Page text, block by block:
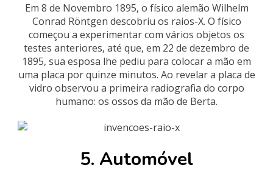
Em 8 de Novembro 1895, o físico alemão Wilhelm
Conrad Röntgen descobriu os raios-X. O físico
começou a experimentar com vários objetos os
testes anteriores, até que, em 22 de dezembro de
1895, sua esposa lhe pediu para colocar a mão em
uma placa por quinze minutos. Ao revelar a placa de
vidro observou a primeira radiografia do corpo
humano: os ossos da mão de Berta.
5. Automóvel